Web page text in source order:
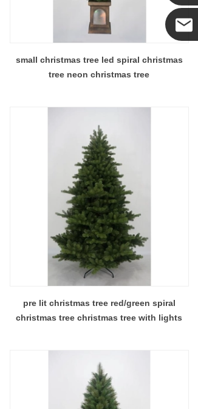
small christmas tree led spiral christmas
tree neon christmas tree
pre lit christmas tree red/green spiral
christmas tree christmas tree with lights